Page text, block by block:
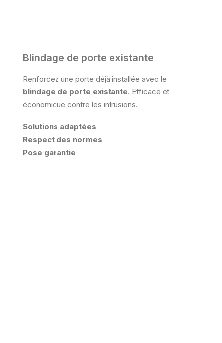
Blindage de porte existante
Renforcez une porte déjà installée avec le
blindage de porte existante. Efficace et
économique contre les intrusions.
Solutions adaptées
Respect des normes
Pose garantie